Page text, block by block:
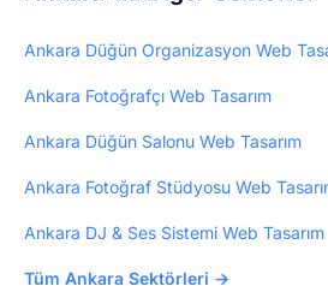
Ankara Düğün Organizasyon Web
Ankara Fotoğrafçı Web Tasarım
Ankara Düğün Salonu Web Tasarım
Ankara Fotoğraf Stüdyosu Web
Ankara DJ & Ses Sistemi Web Tasarım
Tüm Ankara Sektörleri →